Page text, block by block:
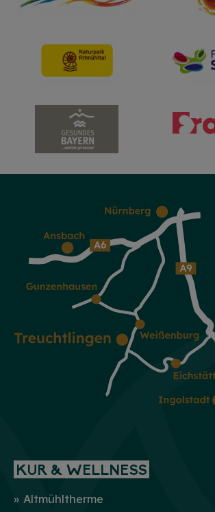
KUR & WELLNESS
Altmühltherme